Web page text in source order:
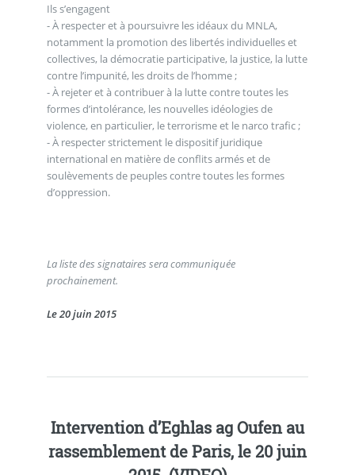
Ils s’engagent
- À respecter et à poursuivre les idéaux du MNLA,
notamment la promotion des libertés individuelles et
collectives, la démocratie participative, la justice, la lutte
contre l’impunité, les droits de l’homme ;
- À rejeter et à contribuer à la lutte contre toutes les
formes d’intolérance, les nouvelles idéologies de
violence, en particulier, le terrorisme et le narco trafic ;
- À respecter strictement le dispositif juridique
international en matière de conflits armés et de
soulèvements de peuples contre toutes les formes
d’oppression.
La liste des signataires sera communiquée
prochainement.
Le 20 juin 2015
Intervention d’Eghlas ag Oufen au
rassemblement de Paris, le 20 juin